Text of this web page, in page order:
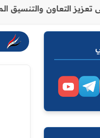
ديالى تعزيز